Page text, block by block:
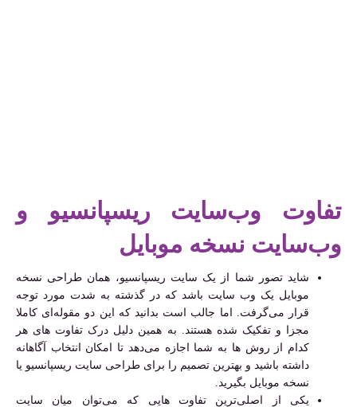
تفاوت وب‌سایت ریسپانسیو و
وب‌سایت نسخه موبایل
شاید تصور شما از یک سایت ریسپانسیو، همان طراحی نسخه
موبایل یک وب سایت باشد که در گذشته به شدت مورد توجه
قرار می‌گرفت. اما جالب است بدانید که این دو مقوله‌ای کاملا
مجزا و تفکیک شده هستند. به همین دلیل درک تفاوت های هر
کدام از روش ها به شما اجازه می‌دهد تا امکان انتخاب آگاهانه
داشته باشید و بهترین تصمیم را برای طراحی سایت ریسپانسیو یا
نسخه موبایل بگیرید.
یکی از اصلی‌ترین تفاوت هایی که می‌توان میان سایت